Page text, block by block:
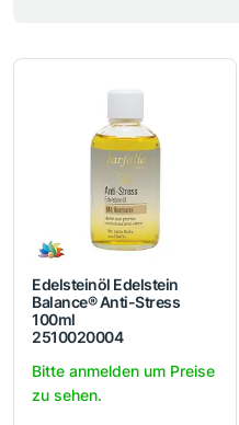
Edelsteinöl Edelstein
Balance® Anti-Stress
100ml
2510020004
Bitte anmelden um Preise
zu sehen.